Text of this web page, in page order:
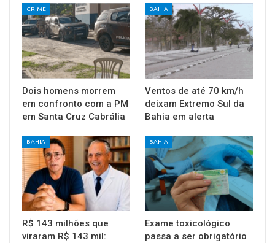
CRIME
Dois homens morrem
em confronto com a PM
em Santa Cruz Cabrália
BAHIA
Ventos de até 70 km/h
deixam Extremo Sul da
Bahia em alerta
BAHIA
R$ 143 milhões que
viraram R$ 143 mil:
BAHIA
Exame toxicológico
passa a ser obrigatório